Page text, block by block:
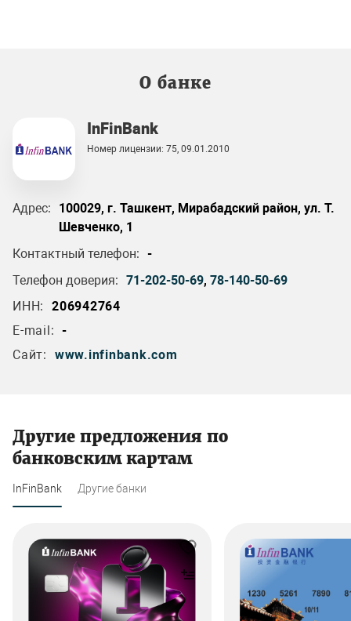
О банке
InFinBank
Номер лицензии: 75, 09.01.2010
Адрес:
100029, г. Ташкент, Мирабадский район, ул. Т.
Шевченко, 1
Контактный телефон: -
Телефон доверия: 71-202-50-69, 78-140-50-69
ИНН:
206942764
E-mail: -
Сайт:
www.infinbank.com
Другие предложения по
банковским картам
InFinBank Другие банки